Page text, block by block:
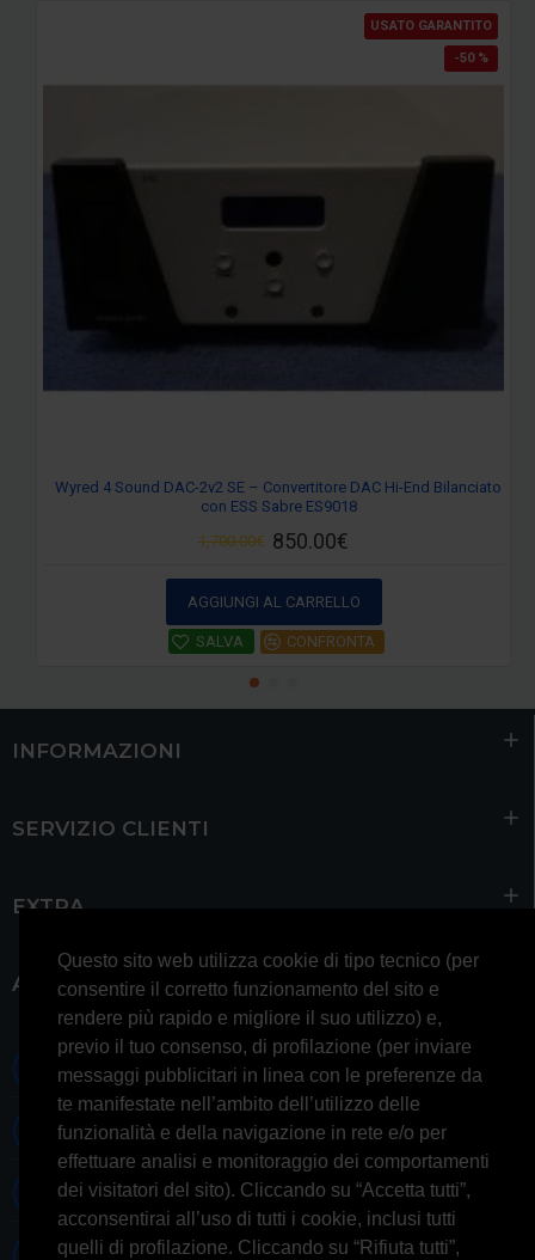
Questo sito web utilizza cookie di tipo tecnico (per
consentire il corretto funzionamento del sito e
rendere più rapido e migliore il suo utilizzo) e,
previo il tuo consenso, di profilazione (per inviare
messaggi pubblicitari in linea con le preferenze da
te manifestate nell’ambito dell’utilizzo delle
funzionalità e della navigazione in rete e/o per
effettuare analisi e monitoraggio dei comportamenti
dei visitatori del sito). Cliccando su “Accetta tutti”,
acconsentirai all’uso di tutti i cookie, inclusi tutti
quelli di profilazione. Cliccando su “Rifiuta tutti”,
USATO GARANTITO
-50 %
Wyred 4 Sound DAC-2v2 SE – Convertitore DAC Hi-End Bilanciato
con ESS Sabre ES9018
850.00€
1,700.00€
AGGIUNGI AL CARRELLO
SALVA CONFRONTA
INFORMAZIONI
SERVIZIO CLIENTI
EXTRA
ACCOUNT
0697245677 0697245678
Whatsapp 3314433674
Informazioni generiche
Informazioni commerciali